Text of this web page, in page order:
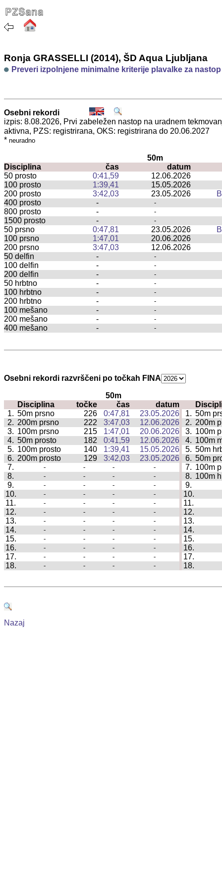
Ronja GRASSELLI (2014), ŠD Aqua Ljubljana
Preveri izpolnjene minimalne kriterije plavalke za
Osebni rekordi
izpis: 8.08.2026, Prvi zabeležen nastop na uradnem
aktivna, PZS: registrirana, OKS: registrirana do 20.06.2027
* neuradno
50m
Disciplina
čas
datum
50 prosto
0:41,59 12.06.2026
100 prosto
1:39,41 15.05.2026
200 prosto
3:42,03 23.05.2026
400 prosto
- -
800 prosto - -
1500 prosto - -
50 prsno 0:47,81 23.05.2026
100 prsno
1:47,01
20.06.2026
200 prsno
3:47,03 12.06.2026
50 delfin
- -
100 delfin - -
200 delfin - -
50 hrbtno - -
100 hrbtno - -
200 hrbtno - -
100 mešano - -
200 mešano - -
400 mešano - -
Osebni rekordi razvrščeni po točkah FINA
50m
Disciplina
točke čas datum
1. 50m prsno 226 0:47,81 23.05.2026 1. 50m
2. 200m prsno 222 3:47,03 12.06.2026 2. 200m
3. 100m prsno 215 1:47,01 20.06.2026 3. 100m
4. 50m prosto 182 0:41,59 12.06.2026 4. 100m
5. 100m prosto 140 1:39,41 15.05.2026 5. 50m
6. 200m prosto 129 3:42,03 23.05.2026 6. 50m
7.
- - - - 7. 100m
8.
- - - - 8. 100m
9.
- - - -
9.
10.
- - - -
10.
11.
- - - -
11.
12.
- - - -
12.
13.
- - - -
13.
14.
- - - -
14.
15.
- - - -
15.
16.
- - - -
16.
17.
- - - -
17.
18.
- - - - 18.
Nazaj